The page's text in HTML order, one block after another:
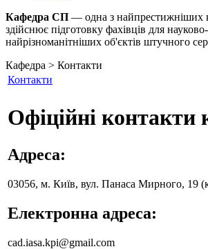
Кафедра СП — одна з найпрестижніших
здійснює підготовку фахівців для
найрізноманітніших об'єктів штучного
Кафедра > Контакти
Контакти
Офіційні
Адреса:
03056, м. Київ, вул. Панаса Мирного, 19
Електронна адреса:
cad.iasa.kpi@gmail.com